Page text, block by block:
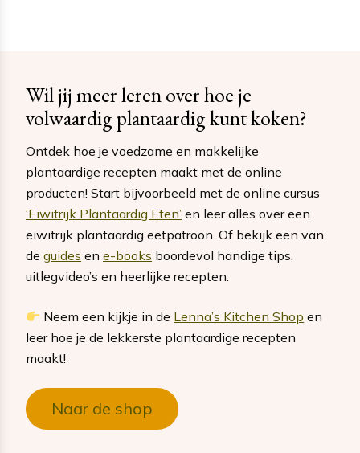
Wil jij meer leren over hoe je
volwaardig plantaardig kunt koken?
Ontdek hoe je voedzame en makkelijke
plantaardige recepten maakt met de online
producten! Start bijvoorbeeld met de online cursus
‘Eiwitrijk Plantaardig Eten’ en leer alles over een
eiwitrijk plantaardig eetpatroon. Of bekijk een van
de guides en e-books boordevol handige tips,
uitlegvideo’s en heerlijke recepten.
Neem een kijkje in de Lenna’s Kitchen Shop en
leer hoe je de lekkerste plantaardige recepten
maakt!
Naar de shop